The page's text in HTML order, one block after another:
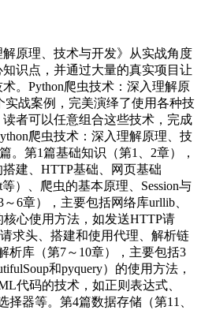
解原理、技术与开发》从实战角度
识点，并通过大量的真实项目让
。Python爬虫技术：深入理解原
实战案例，完美演绎了使用各种技
者可以任意组合这些技术，完成
爬虫技术：深入理解原理、技
。第1篇基础知识（第1、2章），
建、HTTP基础、网页基础
等）、爬虫的基本原理、Session与
6章），主要包括网络库urllib、
核心使用方法，如发送HTTP请
求头、搭建和使用代理、解析链
析库（第7～10章），主要包括3
和pyquery）的使用方法，
代码的技术，如正则表达式、
择器等。第4篇数据存储（第11、